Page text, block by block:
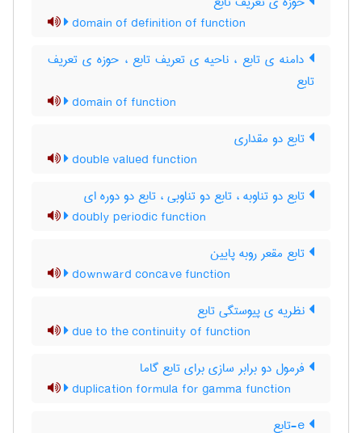
domain of definition of function
دامنه ی تابع ، ناحیه ی تعریف تابع ، حوزه ی تعریف
تابع
domain of function
تابع دو مقداری
double valued function
تابع دو تناوبه ، تابع دو تناوبی ، تابع دو دوره ای
doubly periodic function
تابع مقعر روبه پایین
downward concave function
نظریه ی پیوستگی تابع
due to the continuity of function
فرمول دو برابر سازی برای تابع گاما
duplication formula for gamma function